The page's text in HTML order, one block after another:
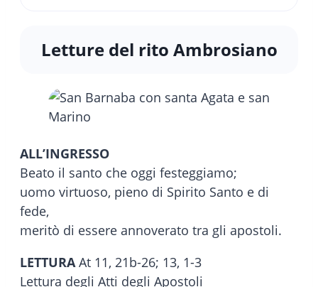
Letture del rito Ambrosiano
ALL’INGRESSO
Beato il santo che oggi festeggiamo;
uomo virtuoso, pieno di Spirito Santo e di
fede,
meritò di essere annoverato tra gli apostoli.
LETTURAAt 11, 21b-26; 13, 1-3
Lettura degli Atti degli Apostoli